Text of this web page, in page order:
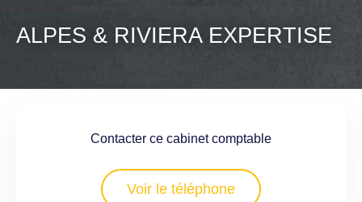
ALPES & RIVIERA EXPERTISE
Contacter ce cabinet comptable
Voir le téléphone